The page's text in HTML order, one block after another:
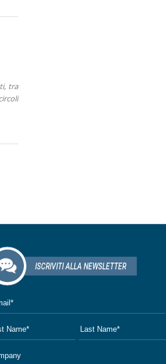
tra
ISCRIVITI ALLA NEWSLETTER